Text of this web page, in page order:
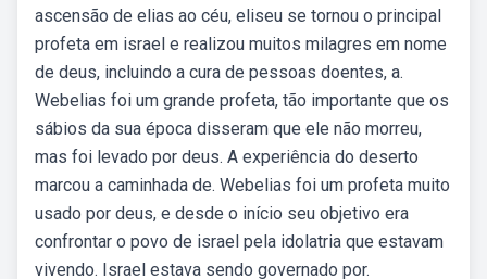
ascensão de elias ao céu, eliseu se tornou o principal
profeta em israel e realizou muitos milagres em nome
de deus, incluindo a cura de pessoas doentes, a.
Webelias foi um grande profeta, tão importante que os
sábios da sua época disseram que ele não morreu,
mas foi levado por deus. A experiência do deserto
marcou a caminhada de. Webelias foi um profeta muito
usado por deus, e desde o início seu objetivo era
confrontar o povo de israel pela idolatria que estavam
vivendo. Israel estava sendo governado por.